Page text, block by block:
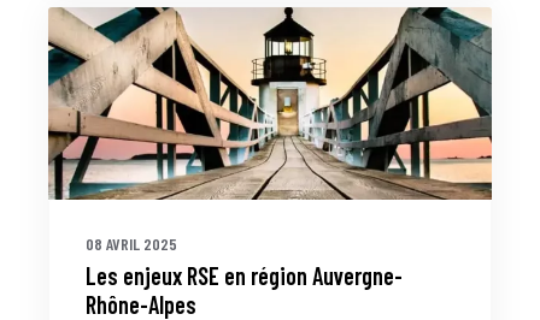
08 AVRIL 2025
Les enjeux RSE en région Auvergne-
Rhône-Alpes